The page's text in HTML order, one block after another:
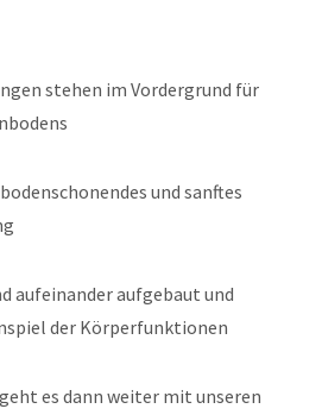
stehen im Vordergrund für
und sanftes
aufeinander aufgebaut und
der Körperfunktionen
es dann weiter mit unseren